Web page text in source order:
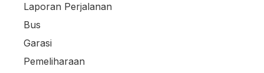
Laporan Perjalanan
Bus
Garasi
Pemeliharaan